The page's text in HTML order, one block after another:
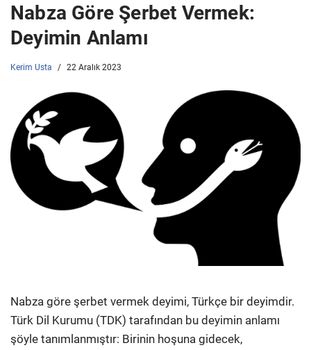
Nabza Göre Şerbet Vermek:
Deyimin Anlamı
Kerim Usta 22 Aralık 2023
Nabza göre şerbet vermek deyimi, Türkçe bir deyimdir.
Türk Dil Kurumu (TDK) tarafından bu deyimin anlamı
şöyle tanımlanmıştır: Birinin hoşuna gidecek,